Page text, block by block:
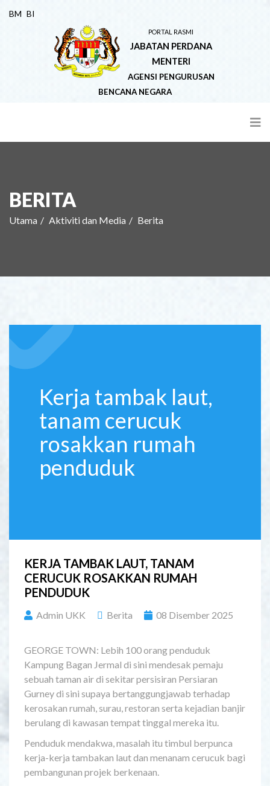
BM BI
PORTAL RASMI
JABATAN PERDANA
MENTERI
AGENSI PENGURUSAN
BENCANA NEGARA
BERITA
Utama Aktiviti dan Media Berita
Kerja tambak laut,
tanam cerucuk
rosakkan rumah
penduduk
KERJA TAMBAK LAUT, TANAM
CERUCUK ROSAKKAN RUMAH
PENDUDUK
Admin UKK Berita 08 Disember 2025
GEORGE TOWN: Lebih 100 orang penduduk
Kampung Bagan Jermal di sini mendesak pemaju
sebuah taman air di sekitar persisiran Persiaran
Gurney di sini supaya bertanggungjawab terhadap
kerosakan rumah, surau, restoran serta kejadian banjir
berulang di kawasan tempat tinggal mereka itu.
Penduduk mendakwa, masalah itu timbul berpunca
kerja-kerja tambakan laut dan menanam cerucuk bagi
pembangunan projek berkenaan.